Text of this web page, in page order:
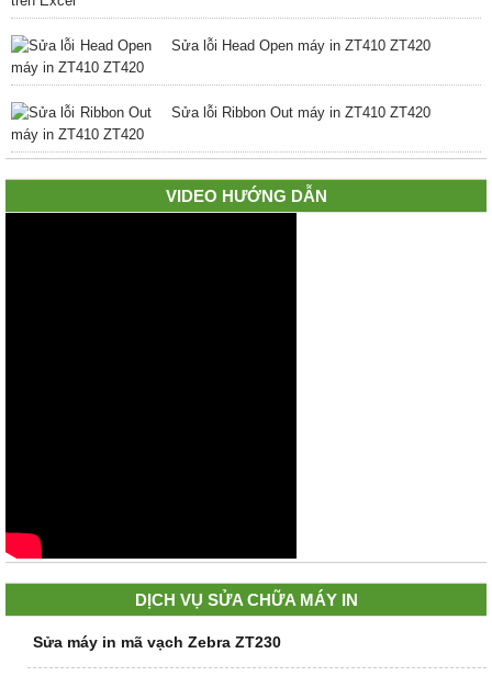
Sửa lỗi Head Open máy in ZT410 ZT420
Sửa lỗi Ribbon Out máy in ZT410 ZT420
VIDEO HƯỚNG DẪN
DỊCH VỤ SỬA CHỮA MÁY IN
Sửa máy in mã vạch Zebra ZT230